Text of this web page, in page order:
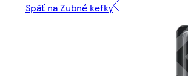
Späť na Zubné kefky